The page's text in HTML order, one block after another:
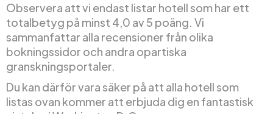
Observera att vi endast listar hotell som har ett
totalbetyg på minst 4,0 av 5 poäng. Vi
sammanfattar alla recensioner från olika
bokningssidor och andra opartiska
granskningsportaler.
Du kan därför vara säker på att alla hotell som
listas ovan kommer att erbjuda dig en fantastisk